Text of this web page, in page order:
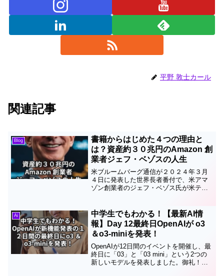
平野 敦士カール
関連記事
Blog
書籍からはじめた４つの理由と
は？資産約３０兆円のAmazon 創
業者ジェフ・ベゾスの人生
米ブルームバーグ通信が２０２４年３月
４日に発表した世界長者番付で、米アマ
ゾン創業者のジェフ・ベゾス氏が米テス
バーグの「ビリオネア（億万長者）イン
デックス」によると、ベゾ...
Ai
中学生でもわかる！【最新AI情
報】Day 12最終日OpenAIが o3
＆o3-miniを発表！
OpenAIが12日間のイベントを開催し、最
終日に「03」と「03 mini」という2つの
新しいモデルを発表しました。御礼！つ